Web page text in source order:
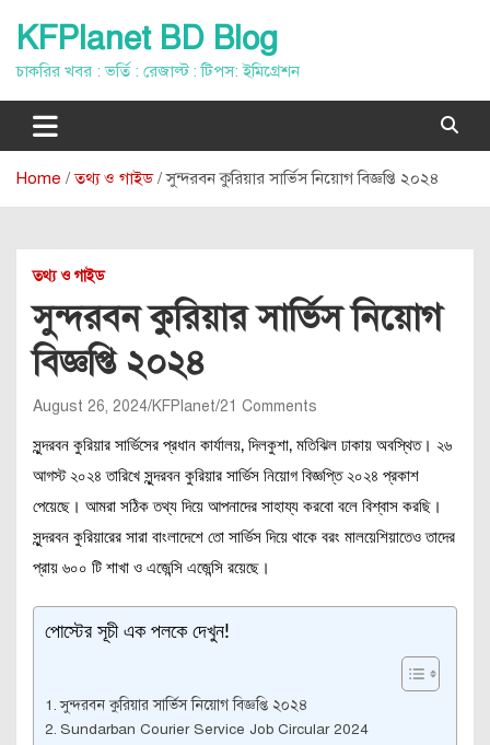
content
KFPlanet BD Blog
চাকরির খবর : ভর্তি : রেজাল্ট : টিপস: ইমিগ্রেশন
Home তথ্য ও গাইড সুন্দরবন কুরিয়ার সার্ভিস নিয়োগ বিজ্ঞপ্তি ২০২৪
তথ্য ও গাইড
সুন্দরবন কুরিয়ার সার্ভিস নিয়োগ
বিজ্ঞপ্তি ২০২৪
August 26, 2024 KFPlanet 21 Comments
সুন্দরবন কুরিয়ার সার্ভিসের প্রধান কার্যালয়, দিলকুশা, মতিঝিল ঢাকায় অবস্থিত। ২৬
আগস্ট ২০২৪ তারিখে সুন্দরবন কুরিয়ার সার্ভিস নিয়োগ বিজ্ঞপ্তি ২০২৪ প্রকাশ
পেয়েছে। আমরা সঠিক তথ্য দিয়ে আপনাদের সাহায্য করবো বলে বিশ্বাস করছি।
সুন্দরবন কুরিয়ারের সারা বাংলাদেশে তো সার্ভিস দিয়ে থাকে বরং মালয়েশিয়াতেও তাদের
প্রায় ৬০০ টি শাখা ও এজেন্সি এজেন্সি রয়েছে।
পোস্টের সূচী এক পলকে দেখুন!
সুন্দরবন কুরিয়ার সার্ভিস নিয়োগ বিজ্ঞপ্তি ২০২৪
Sundarban Courier Service Job Circular 2024